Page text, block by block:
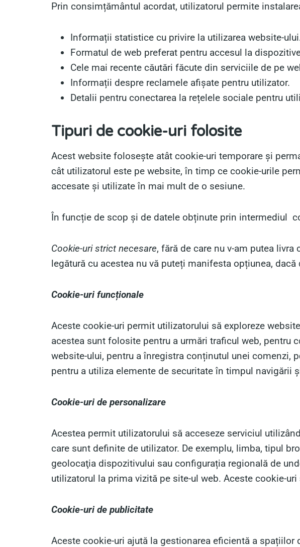
Prin consimțământul acordat, utilizatorul permite
Informații statistice cu privire la utilizarea website-
Formatul de web preferat pentru accesul la
Cele mai recente căutări făcute din serviciile de pe
Informații despre reclamele afișate pentru utilizator.
Detalii pentru conectarea la rețelele sociale pentru
Tipuri de cookie-uri folosite
Acest website folosește atât cookie-uri temporare și
cât utilizatorul este pe website, în timp ce cookie-urile
accesate și utilizate în mai mult de o sesiune.
În funcție de scop și de datele obținute prin intermediul
Cookie-uri strict necesare, fără de care nu v-am putea
legătură cu acestea nu vă puteți manifesta opțiunea,
Cookie-uri funcționale
Aceste cookie-uri permit utilizatorului să exploreze
acestea sunt folosite pentru a urmări traficul web, pentru
website-ului, pentru a înregistra conținutul unei comenzi,
pentru a utiliza elemente de securitate în timpul navigării
Cookie-uri de personalizare
Acestea permit utilizatorului să acceseze serviciul
care sunt definite de utilizator. De exemplu, limba, tipul
geolocaţia dispozitivului sau configurația regională de
utilizatorul la prima vizită pe site-ul web. Aceste cookie-
Cookie-uri de publicitate
Aceste cookie-uri ajută la gestionarea eficientă a